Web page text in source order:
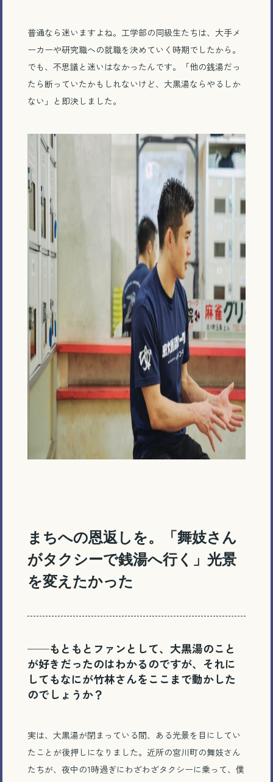
電話で相談する
メール相談・面談予約
LINEで相談する
とじる
普通なら迷いますよね。工学部の同級生たちは、大手メ
ーカーや研究職への就職を決めていく時期でしたから。
でも、不思議と迷いはなかったんです。「他の銭湯だっ
たら断っていたかもしれないけど、大黒湯ならやるしか
ない」と即決しました。
まちへの恩返しを。「舞妓さん
がタクシーで銭湯へ行く」光景
を変えたかった
──もともとファンとして、大黒湯のこと
が好きだったのはわかるのですが、それに
してもなにが竹林さんをここまで動かした
のでしょうか？
実は、大黒湯が閉まっている間、ある光景を目にしてい
たことが後押しになりました。近所の宮川町の舞妓さん
たちが、夜中の1時過ぎにわざわざタクシーに乗って、僕